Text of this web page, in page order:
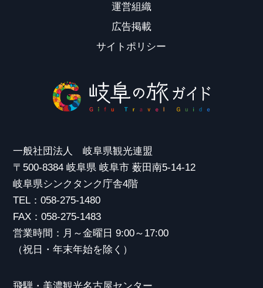
運営組織
広告掲載
サイトポリシー
一般社団法人 岐阜県観光連盟
〒500-8384 岐阜県 岐阜市 薮田南5-14-12
岐阜県シンクタンク庁舎4階
TEL：058-275-1480
FAX：058-275-1483
営業時間：月～金曜日 9:00～17:00
（祝日・年末年始を除く）